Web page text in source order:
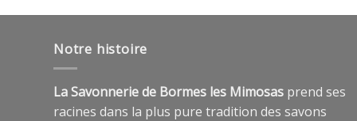
Notre histoire
La Savonnerie de Bormes les Mimosas prend ses
racines dans la plus pure tradition des savons